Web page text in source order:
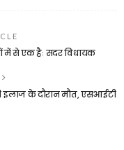
में से एक हैः सदर विधायक
के दौरान मौत, एसआईटी